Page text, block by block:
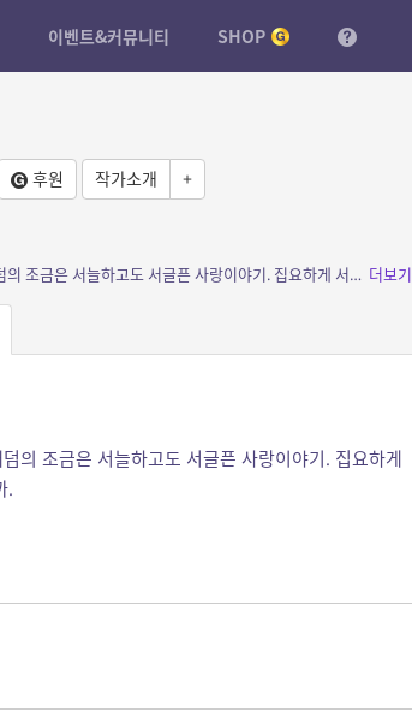
이벤트&커뮤니티 SHOP
후원 작가소개 +
소개: 성적유희를 위해 만들어진 안드로이드 이바와 로봇공학자 애덤의 조금은 서늘하고도 서글픈 사랑이야기. 집요하게 서로를 파헤치는 둘의 과거에는 어떤 이야기가 숨겨져 있을까. “애덤, ... 더보기
의 조금은 서늘하고도 서글픈 사랑이야기. 집요하게
.